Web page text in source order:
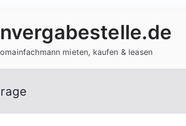
mieten, kaufen & leasen